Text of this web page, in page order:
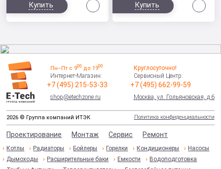
Купить Купить
Пн–Пт с 900 до 1900
Интернет-Магазин:
+7 (495) 215-53-33
shop@etechzone.ru
Круглосуточно!
Сервисный Центр:
+7 (495) 662-99-59
Москва, ул. Гольяновская, д.6
2026 © Группа компаний ИТЭК Политика конфиденциальности
Проектирование Монтаж Сервис Ремонт
Котлы Радиаторы Бойлеры Горелки Кондиционеры
Насосы
Дымоходы
Расширительные баки Емкости
Водоподготовка